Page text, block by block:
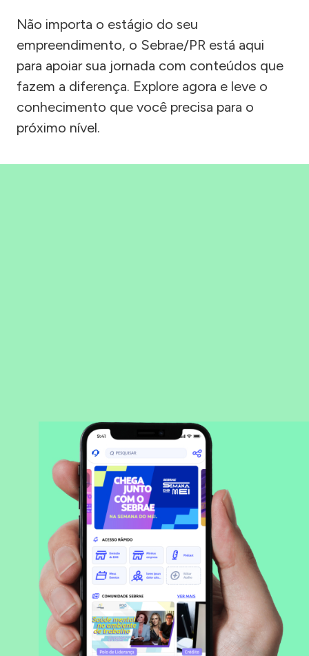
Não importa o estágio do seu
empreendimento, o Sebrae/PR está aqui
para apoiar sua jornada com conteúdos que
fazem a diferença. Explore agora e leve o
conhecimento que você precisa para o
próximo nível.